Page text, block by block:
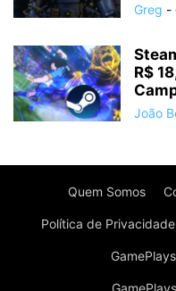
Greg -
R$
João
Quem Somos
Política de Privacidade